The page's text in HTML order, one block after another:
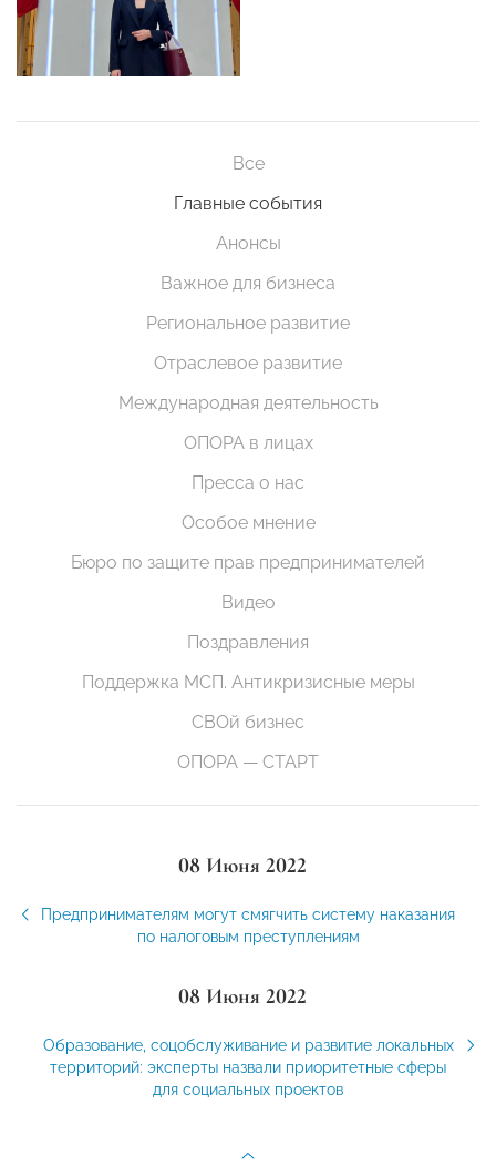
Все
Главные события
Анонсы
Важное для бизнеса
Региональное развитие
Отраслевое развитие
Международная деятельность
ОПОРА в лицах
Пресса о нас
Особое мнение
Бюро по защите прав предпринимателей
Видео
Поздравления
Поддержка МСП. Антикризисные меры
СВОй бизнес
ОПОРА — СТАРТ
08 Июня 2022
Предпринимателям могут смягчить систему наказания
по налоговым преступлениям
08 Июня 2022
Образование, соцобслуживание и развитие локальных
территорий: эксперты назвали приоритетные сферы
для социальных проектов